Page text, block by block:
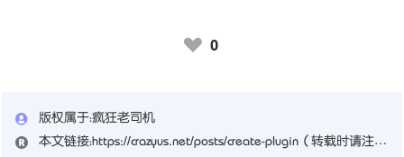
♥ 0
版权属于：疯狂老司机
本文链接：https://crazyus.net/posts/create-plugin （转载时请注明本文出处及文章链接）